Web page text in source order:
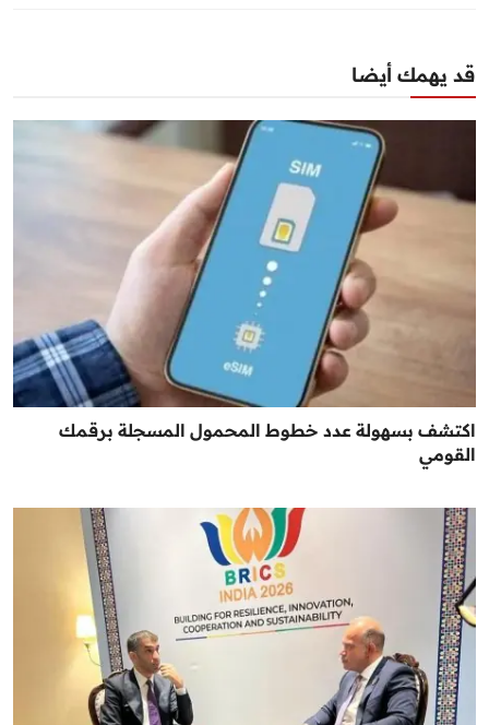
قد يهمك أيضا
اكتشف بسهولة عدد خطوط المحمول المسجلة برقمك
القومي